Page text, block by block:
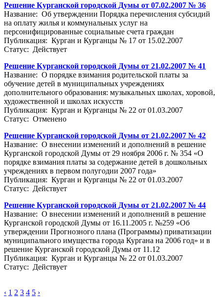
Решение Курганской городской Думы от 07.02.2007 № 36
Название: Об утверждении Порядка перечисления субсидий
на оплату жилья и коммунальных услуг на
персонифицированные социальные счета граждан
Публикация: Курган и Курганцы № 17 от 15.02.2007
Статус: Действует
Решение Курганской городской Думы от 21.02.2007 № 41
Название: О порядке взимания родительской платы за
обучение детей в муниципальных учреждениях
дополнительного образования: музыкальных школах, хоровой,
художественной и школах искусств
Публикация: Курган и Курганцы № 22 от 01.03.2007
Статус: Отменено
Решение Курганской городской Думы от 21.02.2007 № 42
Название: О внесении изменений и дополнений в решение
Курганской городской Думы от 29 ноября 2006 г. № 354 «О
порядке взимания платы за содержание детей в дошкольных
учреждениях в первом полугодии 2007 года»
Публикация: Курган и Курганцы № 22 от 01.03.2007
Статус: Действует
Решение Курганской городской Думы от 21.02.2007 № 44
Название: О внесении изменений и дополнений в решение
Курганской городской Думы от 16.11.2005 г. №259 «Об
утверждении Прогнозного плана (Программы) приватизации
муниципального имущества города Кургана на 2006 год» и в
решение Курганской городской Думы от 11.12
Публикация: Курган и Курганцы № 22 от 01.03.2007
Статус: Действует
‹ 1 2 3 4 5 ›